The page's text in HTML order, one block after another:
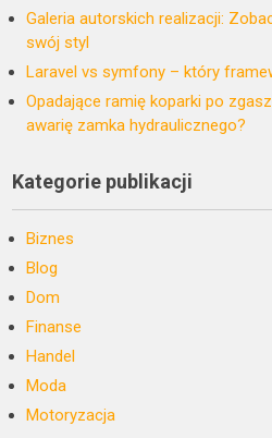
Galeria autorskich realizacji:
swój styl
Laravel vs symfony – który
Opadające ramię koparki po
awarię zamka hydraulicznego?
Kategorie publikacji
Biznes
Blog
Dom
Finanse
Handel
Moda
Motoryzacja